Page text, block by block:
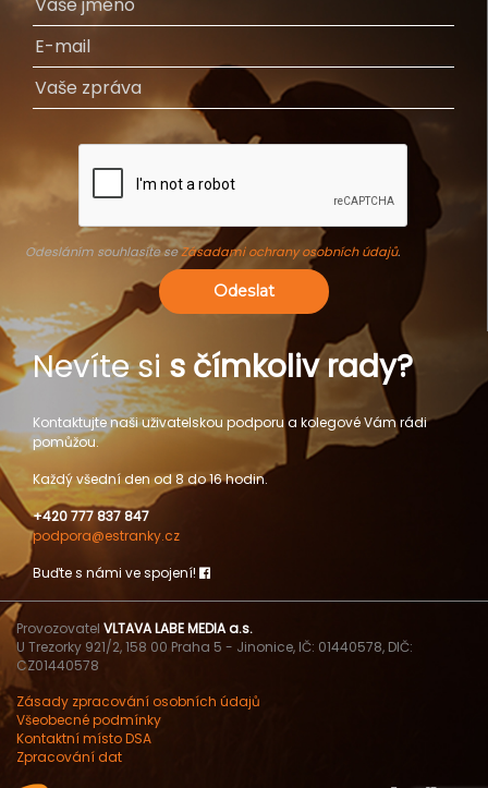
Odesláním souhlasíte seZásadami ochrany osobních údajů.
Odeslat
Nevíte si s čímkoliv rady?
Kontaktujte naši uživatelskou podporu a kolegové Vám rádi
pomůžou.
Každý všední den od 8 do 16 hodin.
+420 777 837 847
podpora@estranky.cz
Buďte s námi ve spojení!
Provozovatel VLTAVA LABE MEDIA a.s.
U Trezorky 921/2, 158 00 Praha 5 - Jinonice, IČ: 01440578, DIČ:
CZ01440578
Zásady zpracování osobních údajů
Všeobecné podmínky
Kontaktní místo DSA
Zpracování dat